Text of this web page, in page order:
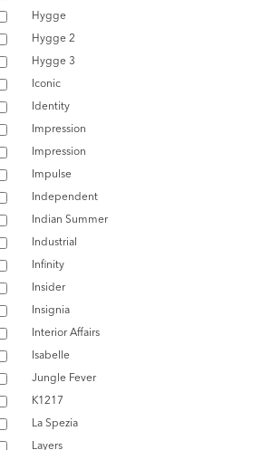
Hygge
Hygge 2
Hygge 3
Iconic
Identity
Impression
Impression
Impulse
Independent
Indian Summer
Industrial
Infinity
Insider
Insignia
Interior Affairs
Isabelle
Jungle Fever
K1217
La Spezia
Layers